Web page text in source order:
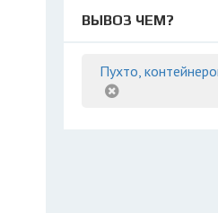
ВЫВОЗ ЧЕМ?
Пухто,